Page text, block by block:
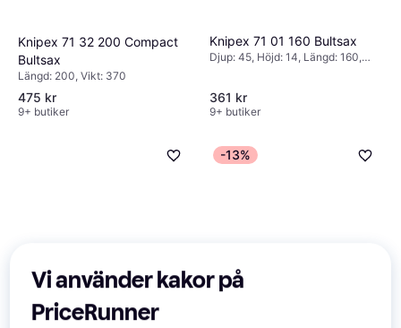
Knipex 71 32 200 Compact
Bultsax
Längd: 200, Vikt: 370
475 kr
9+ butiker
Knipex 71 01 160 Bultsax
Djup: 45, Höjd: 14, Längd: 160,
361 kr
9+ butiker
Bahco ‎1520 G Bultsax
Längd: 210, Vikt: 310
412 kr
-13%
Djup: 62, Höjd: 24, Längd: 200,
Vikt: 375
Vi använder kakor på
PriceRunner